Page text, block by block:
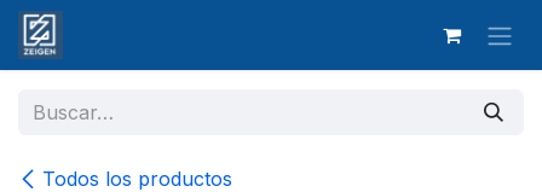
Ir al contenido
Todos los productos